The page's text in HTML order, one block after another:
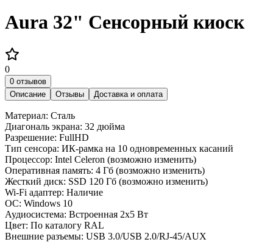
Aura 32" Сенсорный киоск
0
0 отзывов
Описание
Отзывы Доставка и оплата
Материал: Сталь
Диагональ экрана: 32 дюйма
Разрешение: FullHD
Тип сенсора: ИК-рамка на 10 одновременных касаний
Процессор: Intel Celeron (возможно изменить)
Оперативная память: 4 Гб (возможно изменить)
Жесткий диск: SSD 120 Гб (возможно изменить)
Wi-Fi адаптер: Наличие
ОС: Windows 10
Аудиосистема: Встроенная 2х5 Вт
Цвет: По каталогу RAL
Внешние разъемы: USB 3.0/USB 2.0/RJ-45/AUX